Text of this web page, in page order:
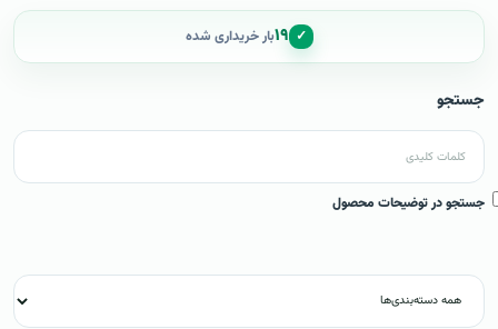
✓ ۱۹بار خریداری شده
جستجو
جستجو در توضیحات محصول